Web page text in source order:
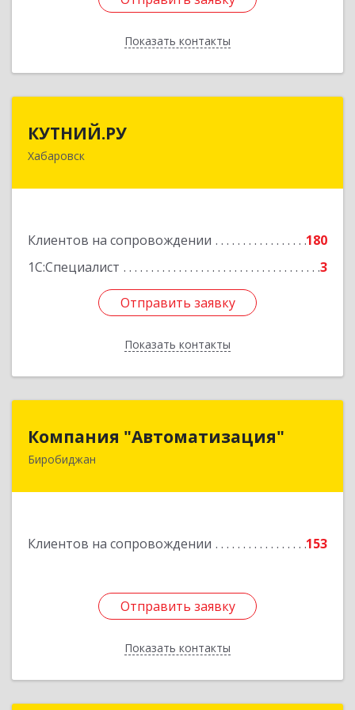
Показать контакты
Назад
КУТНИЙ.РУ
Хабаровск
Клиентов на сопровождении
180
1С:Специалист
3
Отправить заявку
Показать контакты
680007, Хабаровский край, Хабаровск г,
Отправить заявку
Назад
Компания "Автоматизация"
Биробиджан
Клиентов на сопровождении 153
Отправить заявку
Показать контакты
679016, Еврейская Аобл, Биробиджан г,
Отправить заявку
Назад